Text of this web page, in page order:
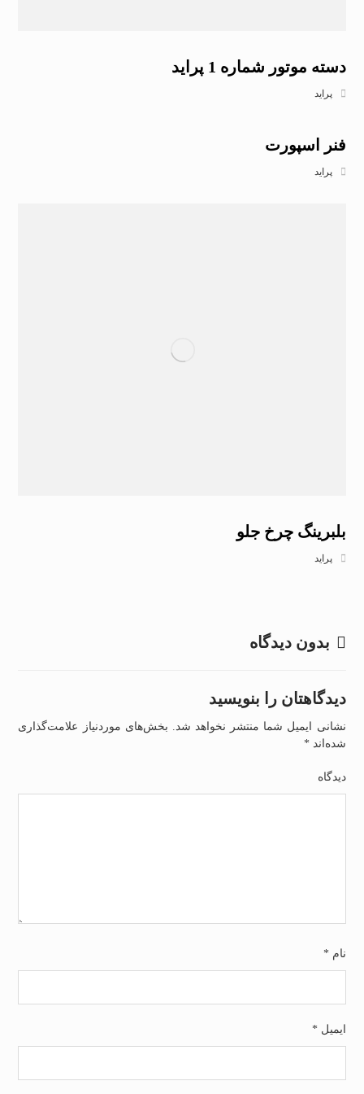
دسته موتور شماره 1 پراید
پراید
فنر اسپورت
پراید
بلبرینگ چرخ جلو
پراید
بدون دیدگاه
دیدگاهتان را بنویسید
نشانی ایمیل شما منتشر نخواهد شد.
بخش‌های موردنیاز علامت‌گذاری
شده‌اند*
دیدگاه
نام*
ایمیل*